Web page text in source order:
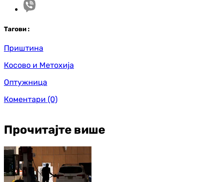
Тагови :
Приштина
Косово и Метохија
Оптужница
Коментари (0)
Прочитајте више